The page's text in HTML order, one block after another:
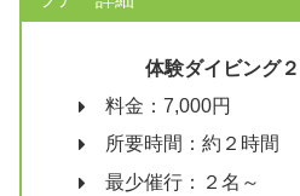
体験ダイビング
料金：7,000円
所要時間：約２時間
最少催行：２名～